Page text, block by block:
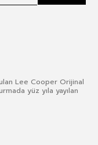
Lee Cooper Orijinal
yüz yıla yayılan